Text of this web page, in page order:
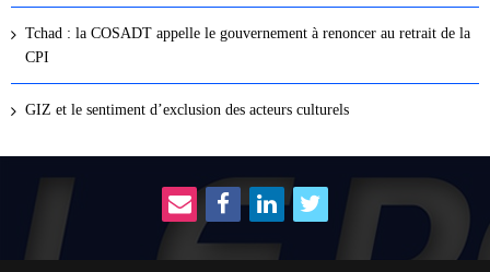
Tchad : la COSADT appelle le gouvernement à renoncer au retrait de la
CPI
GIZ et le sentiment d’exclusion des acteurs culturels